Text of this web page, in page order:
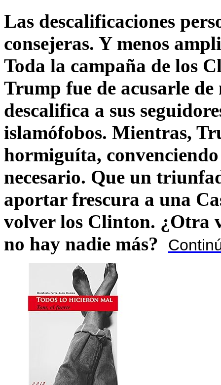
Las descalificaciones
consejeras. Y menos
Toda la campaña de los
Trump fue de acusarle
descalifica a sus
islamófobos. Mientras,
hormiguíta,
necesario. Que un
aportar frescura a una
volver los Clinton. ¿Otra
no hay nadie más?